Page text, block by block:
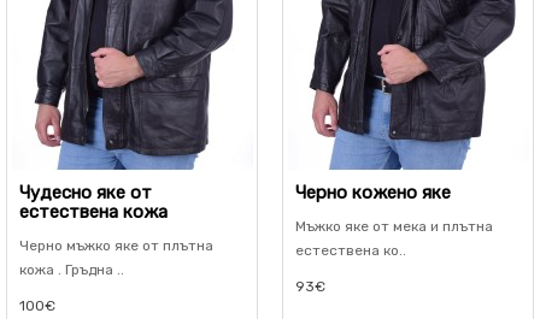
Чудесно яке от
естествена кожа
Черно мъжко яке от плътна
кожа . Гръдна ..
100€
Черно кожено яке
Мъжко яке от мека и плътна
естествена ко..
93€